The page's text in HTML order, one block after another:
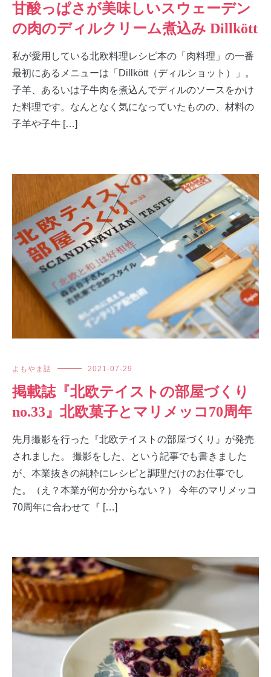
甘酸っぱさが美味しいスウェーデン
の肉のディルクリーム煮込み Dillkött
私が愛用している北欧料理レシピ本の「肉料理」の一番
最初にあるメニューは「Dillkött（ディルショット）」。
子羊、あるいは子牛肉を煮込んでディルのソースをかけ
た料理です。なんとなく気になっていたものの、材料の
子羊や子牛 […]
よもやま話 2021-07-29
掲載誌『北欧テイストの部屋づくり
no.33』北欧菓子とマリメッコ70周年
先月撮影を行った『北欧テイストの部屋づくり』が発売
されました。 撮影をした、という記事でも書きました
が、本業抜きの純粋にレシピと調理だけのお仕事でし
た。（え？本業が何か分からない？） 今年のマリメッコ
70周年に合わせて『 […]